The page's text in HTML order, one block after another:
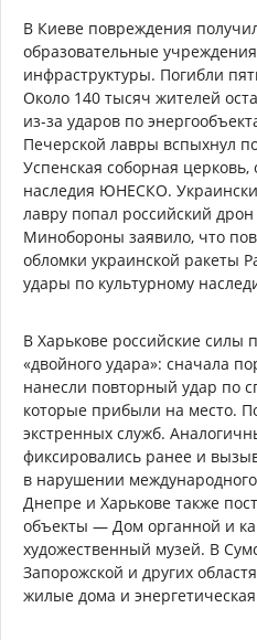
В Киеве повреждения
образовательные
инфраструктуры. Погибли
Около 140 тысяч жителей
из-за ударов по
Печерской лавры вспыхнул
Успенская соборная
наследия ЮНЕСКО.
лавру попал российский
Минобороны заявило, что
обломки украинской ракеты
удары по культурному
В Харькове российские силы
«двойного удара»: сначала
нанесли повторный удар по
которые прибыли на место.
экстренных служб.
фиксировались ранее и
в нарушении
Днепре и Харькове также
объекты — Дом органной и
художественный музей. В
Запорожской и других
жилые дома и